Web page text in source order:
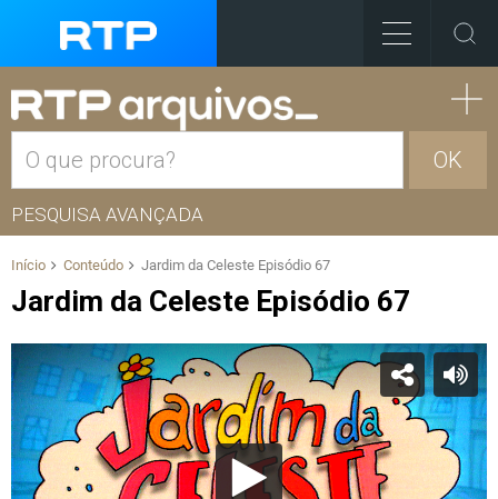
OK
PESQUISA AVANÇADA
Início Conteúdo Jardim da Celeste Episódio 67
Jardim da Celeste Episódio 67